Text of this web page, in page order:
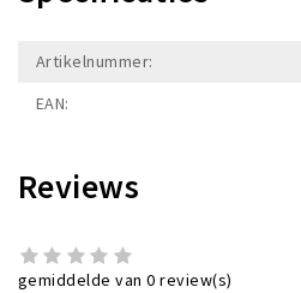
Artikelnummer:
EAN:
Reviews
gemiddelde van 0 review(s)